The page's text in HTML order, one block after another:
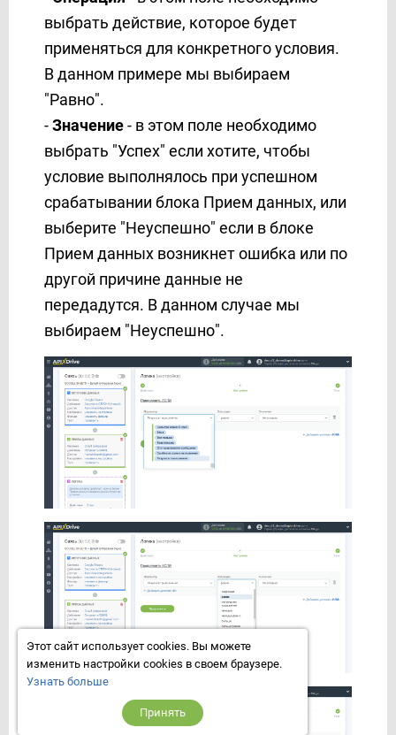
выбрать действие, которое будет
применяться для конкретного условия.
В данном примере мы выбираем
"Равно".
-Значение- в этом поле необходимо
выбрать "Успех" если хотите, чтобы
условие выполнялось при успешном
срабатывании блока Прием данных, или
выберите "Неуспешно" если в блоке
Прием данных возникнет ошибка или по
другой причине данные не
передадутся. В данном случае мы
выбираем "Неуспешно".
Этот сайт использует cookies. Вы можете
изменить настройки cookies в своем браузере.
Узнать больше
Принять